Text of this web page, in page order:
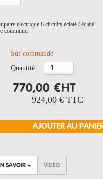
électrique 8 circuits éclaté / éclaté.
commune.
Sur commande
quantité :
770,00 €HT
924,00 € TTC
SAVOIR + VIDÉO